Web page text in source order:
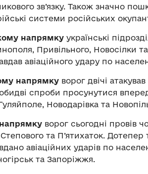
зв’язку. Також значно
системи російських
напрямку українські
Привільного, Новосілки
авіаційного удару по
напрямку ворог двічі
спроби просунутися
Новодарівка та
ворог сьогодні провів
та П’ятихаток. Дотепер
авіаційних ударів по
та Запоріжжя.